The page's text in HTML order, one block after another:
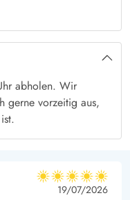
Ideal für lange
Zum langen, breiten
Ein Paradies für Strand-
zu bauen und
es 800 Meter. In Vejers
und Restaurants,
Fahrradtouren
abholen. Wir
gerne vorzeitig aus,
5 von 5
5 von 5
5 out of 5
19/07/2026